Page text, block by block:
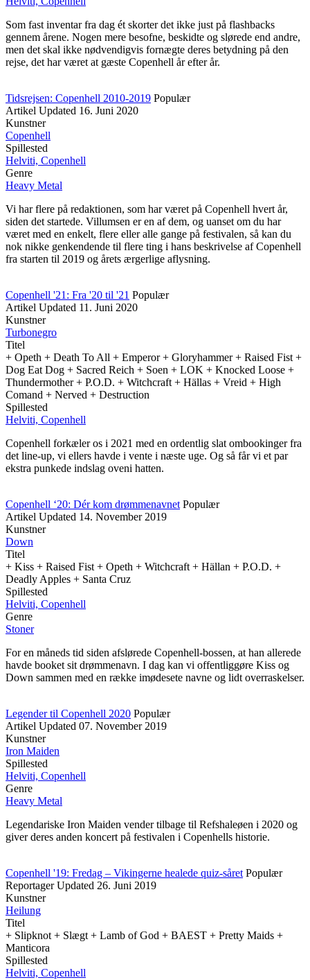
Som fast inventar fra dag ét skorter det ikke just på flashbacks
gennem årene. Nogen mere besofne, beskidte og slørede end andre,
men det skal ikke nødvendigvis fornægte deres betydning på den
rejse, det har været at gæste Copenhell år efter år.
Tidsrejsen: Copenhell 2010-2019 Populær
Artikel Updated 16. Juni 2020
Kunstner
Copenhell
Spillested
Helviti, Copenhell
Genre
Heavy Metal
Vi har flere på redaktionen, som har været på Copenhell hvert år,
siden det startede. Villumsen er en af dem, og uanset om du har
været med en enkelt, flere eller alle gange på festivalen, så kan du
nok nikke genkendende til flere ting i hans beskrivelse af Copenhell
fra starten til 2019 og årets ærgerlige aflysning.
Copenhell '21: Fra '20 til '21 Populær
Artikel Updated 11. Juni 2020
Kunstner
Turbonegro
Titel
+ Opeth + Death To All + Emperor + Gloryhammer + Raised Fist +
Dog Eat Dog + Sacred Reich + Soen + LOK + Knocked Loose +
Thundermother + P.O.D. + Witchcraft + Hällas + Vreid + High
Comand + Nerved + Destruction
Spillested
Helviti, Copenhell
Copenhell forkæler os i 2021 med en ordentlig slat ombookinger fra
det line-up, vi ellers havde i vente i næste uge. Og så får vi et par
ekstra punkede indslag oveni hatten.
Copenhell ‘20: Dér kom drømmenavnet Populær
Artikel Updated 14. November 2019
Kunstner
Down
Titel
+ Kiss + Raised Fist + Opeth + Witchcraft + Hällan + P.O.D. +
Deadly Apples + Santa Cruz
Spillested
Helviti, Copenhell
Genre
Stoner
For en måneds tid siden afslørede Copenhell-bossen, at han allerede
havde booket sit drømmenavn. I dag kan vi offentliggøre Kiss og
Down sammen med en række imødesete navne og lidt overraskelser.
Legender til Copenhell 2020 Populær
Artikel Updated 07. November 2019
Kunstner
Iron Maiden
Spillested
Helviti, Copenhell
Genre
Heavy Metal
Legendariske Iron Maiden vender tilbage til Refshaleøen i 2020 og
giver deres anden koncert på festivalen i Copenhells historie.
Copenhell '19: Fredag – Vikingerne healede quiz-såret Populær
Reportager Updated 26. Juni 2019
Kunstner
Heilung
Titel
+ Slipknot + Slægt + Lamb of God + BAEST + Pretty Maids +
Manticora
Spillested
Helviti, Copenhell